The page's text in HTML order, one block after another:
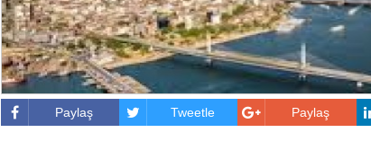
Paylaş Tweetle Paylaş